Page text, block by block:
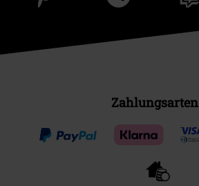
Zahlungsarten